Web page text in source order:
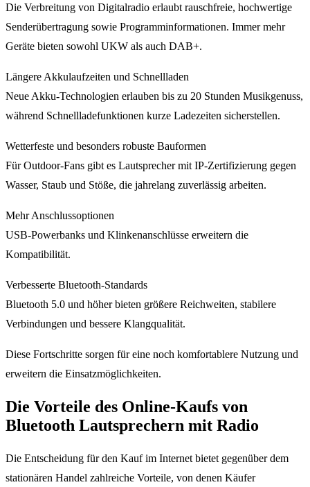
Die Verbreitung von Digitalradio erlaubt rauschfreie, hochwertige
Senderübertragung sowie Programminformationen. Immer mehr
Geräte bieten sowohl UKW als auch DAB+.
Längere Akkulaufzeiten und Schnellladen
Neue Akku-Technologien erlauben bis zu 20 Stunden Musikgenuss,
während Schnellladefunktionen kurze Ladezeiten sicherstellen.
Wetterfeste und besonders robuste Bauformen
Für Outdoor-Fans gibt es Lautsprecher mit IP-Zertifizierung gegen
Wasser, Staub und Stöße, die jahrelang zuverlässig arbeiten.
Mehr Anschlussoptionen
USB-Powerbanks und Klinkenanschlüsse erweitern die
Kompatibilität.
Verbesserte Bluetooth-Standards
Bluetooth 5.0 und höher bieten größere Reichweiten, stabilere
Verbindungen und bessere Klangqualität.
Diese Fortschritte sorgen für eine noch komfortablere Nutzung und
erweitern die Einsatzmöglichkeiten.
Die Vorteile des Online-Kaufs von
Bluetooth Lautsprechern mit Radio
Die Entscheidung für den Kauf im Internet bietet gegenüber dem
stationären Handel zahlreiche Vorteile, von denen Käufer